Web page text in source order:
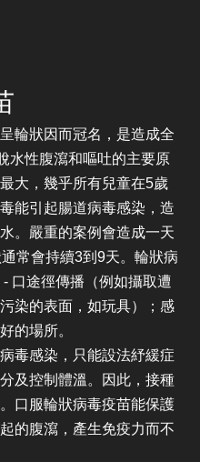
輪狀因而冠名，是造成全
水性腹瀉和嘔吐的主要原
大，幾乎所有兒童在5歲
能引起腸道病毒感染，造
。嚴重的案例會造成一天
常會持續3到9天。輪狀病
口途徑傳播（例如攝取遭
染的表面，如玩具）；感
的場所。
毒感染，只能設法紓緩症
及控制體溫。因此，接種
口服輪狀病毒疫苗能保護
的腹瀉，產生免疫力而不